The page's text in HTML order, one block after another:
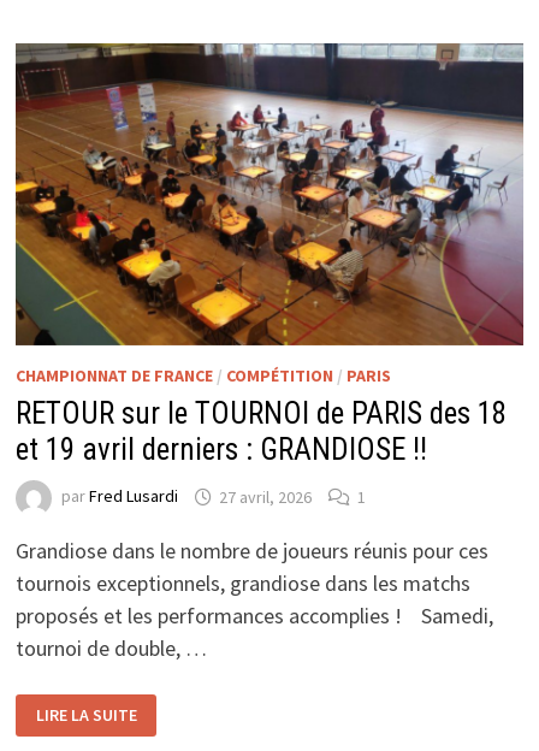
CHAMPIONNAT DE FRANCE/ COMPÉTITION / PARIS
RETOUR sur le TOURNOI de PARIS des 18
et 19 avril derniers : GRANDIOSE !!
parFred Lusardi 27 avril, 2026 1
Grandiose dans le nombre de joueurs réunis pour ces
tournois exceptionnels, grandiose dans les matchs
proposés et les performances accomplies ! Samedi,
tournoi de double, …
SUR
LE
LIRE LA SUITE